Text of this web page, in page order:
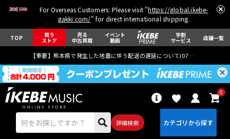
For Overseas Customers: Please visit "https://global.ikebe-
gakki.com/" for direct international shipping.
TOP 買う
ストア
売る
中古買取
イベント
動画
学割
サービス 店舗一覧
【重要】熊本県で発生した地震に伴う配送の遅延について(07月29日
詳細検索
0